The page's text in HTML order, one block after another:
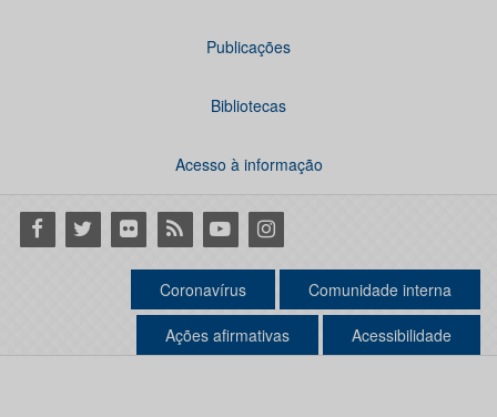
Publicações
Bibliotecas
Acesso à informação
Facebook
Twitter Flickr RSS YoutubeInstagram
Coronavírus Comunidade interna
Ações afirmativas Acessibilidade